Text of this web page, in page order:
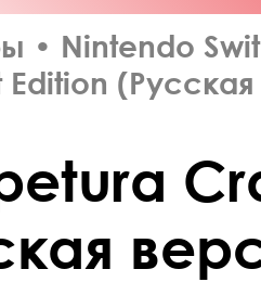
• Nintendo
Edition